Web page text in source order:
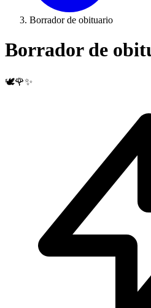
Borrador de obituario
Borrador de
🕊️🌹✨